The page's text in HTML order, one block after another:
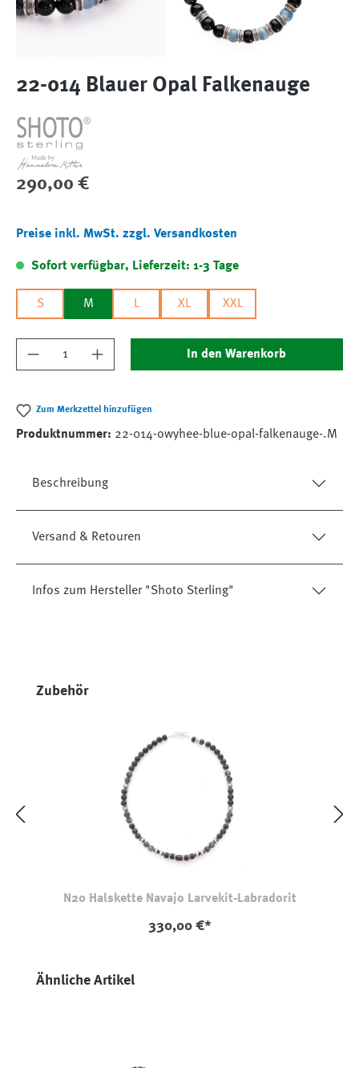
22-014 Blauer Opal Falkenauge
Regulärer Preis:
290,00 €
Preise inkl. MwSt. zzgl. Versandkosten
Sofort verfügbar, Lieferzeit: 1-3 Tage
S M L XL XXL
Produkt Anzahl: Gib den gewünschten Wert
In den Warenkorb
Zum Merkzettel hinzufügen
Produktnummer: 22-014-owyhee-blue-opal-falkenauge-.M
Beschreibung
Versand & Retouren
Infos zum Hersteller "Shoto Sterling"
Produktgalerie überspringen
Zubehör
N20 Halskette Navajo Larvekit-Labradorit
330,00 €*
Produktgalerie überspringen
Ähnliche Artikel